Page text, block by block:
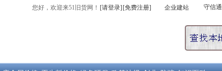
您好，欢迎来51旧货网！ [请登录] [免费注册] 企业建站 守信通